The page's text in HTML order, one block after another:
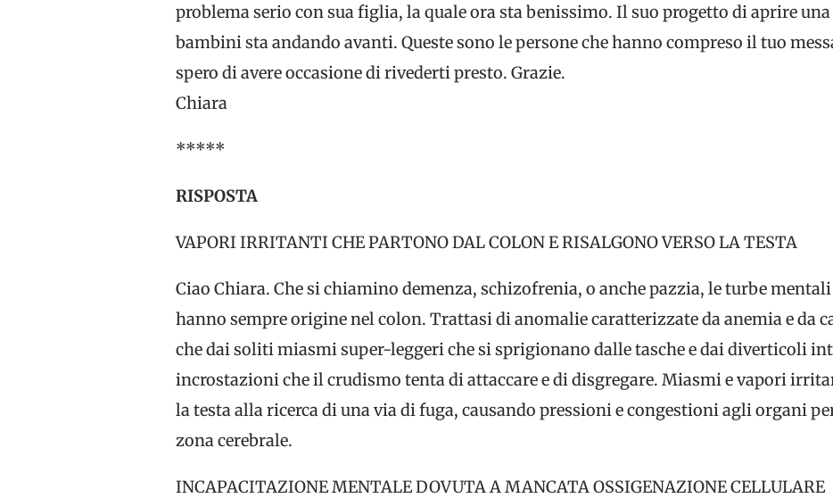
problema serio con sua figlia, la quale ora sta benissimo. Il suo progetto di aprire
bambini sta andando avanti. Queste sono le persone che hanno compreso il tuo
spero di avere occasione di rivederti presto. Grazie.
Chiara
*****
RISPOSTA
VAPORI IRRITANTI CHE PARTONO DAL COLON E RISALGONO VERSO LA TESTA
Ciao Chiara. Che si chiamino demenza, schizofrenia, o anche pazzia, le turbe
hanno sempre origine nel colon. Trattasi di anomalie caratterizzate da anemia e da
che dai soliti miasmi super-leggeri che si sprigionano dalle tasche e dai diverticoli
incrostazioni che il crudismo tenta di attaccare e di disgregare. Miasmi e vapori
la testa alla ricerca di una via di fuga, causando pressioni e congestioni agli organi
zona cerebrale.
INCAPACITAZIONE MENTALE DOVUTA A MANCATA OSSIGENAZIONE CELLULARE